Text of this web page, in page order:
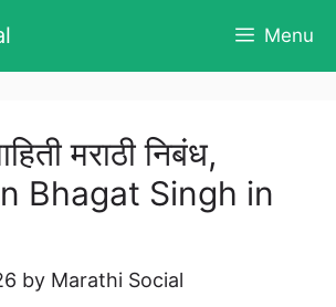
Menu
मराठी निबंध,
Bhagat Singh in
by Marathi Social